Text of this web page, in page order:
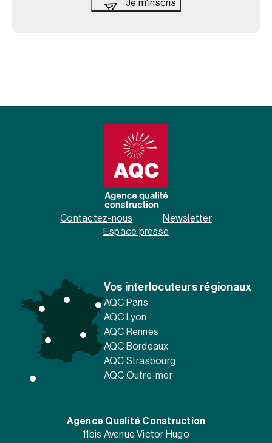
Contactez-nous
Newsletter
Espace presse
Vos interlocuteurs régionaux
AQC Paris
AQC Lyon
AQC Rennes
AQC Bordeaux
AQC Strasbourg
AQC Outre-mer
Agence Qualité Construction
11bis Avenue Victor Hugo